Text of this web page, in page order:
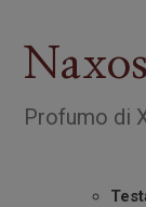
Naxos
Profumo di